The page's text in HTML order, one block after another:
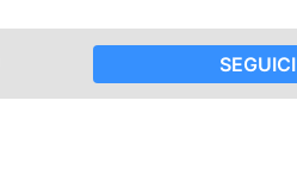
SEGUICI